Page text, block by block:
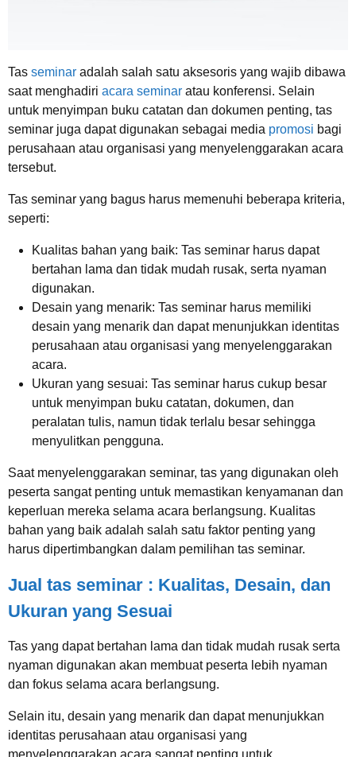
Tas seminar adalah salah satu aksesoris yang wajib dibawa
saat menghadiri acara seminar atau konferensi. Selain
untuk menyimpan buku catatan dan dokumen penting, tas
seminar juga dapat digunakan sebagai media promosi bagi
perusahaan atau organisasi yang menyelenggarakan acara
tersebut.
Tas seminar yang bagus harus memenuhi beberapa kriteria,
seperti:
Kualitas bahan yang baik: Tas seminar harus dapat
bertahan lama dan tidak mudah rusak, serta nyaman
digunakan.
Desain yang menarik: Tas seminar harus memiliki
desain yang menarik dan dapat menunjukkan identitas
perusahaan atau organisasi yang menyelenggarakan
acara.
Ukuran yang sesuai: Tas seminar harus cukup besar
untuk menyimpan buku catatan, dokumen, dan
peralatan tulis, namun tidak terlalu besar sehingga
menyulitkan pengguna.
Saat menyelenggarakan seminar, tas yang digunakan oleh
peserta sangat penting untuk memastikan kenyamanan dan
keperluan mereka selama acara berlangsung. Kualitas
bahan yang baik adalah salah satu faktor penting yang
harus dipertimbangkan dalam pemilihan tas seminar.
Jual tas seminar : Kualitas, Desain, dan
Ukuran yang Sesuai
Tas yang dapat bertahan lama dan tidak mudah rusak serta
nyaman digunakan akan membuat peserta lebih nyaman
dan fokus selama acara berlangsung.
Selain itu, desain yang menarik dan dapat menunjukkan
identitas perusahaan atau organisasi yang
menyelenggarakan acara sangat penting untuk